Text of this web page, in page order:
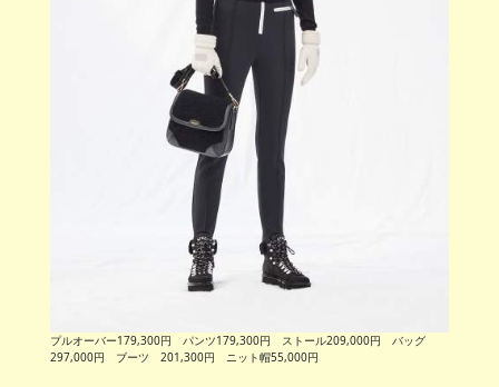
プルオーバー179,300円 パンツ179,300円 ストール209,000円 バッグ
297,000円 ブーツ 201,300円 ニット帽55,000円